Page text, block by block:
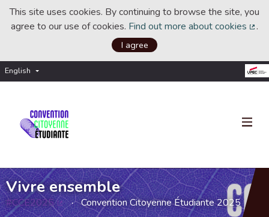
This site uses cookies. By continuing to browse the site, you
agree to our use of cookies. Find out more about cookies .
I agree
English Choisir la langue
Vivre ensemble
#CCE2025
(External link)
Convention Citoyenne Étudiante 2025